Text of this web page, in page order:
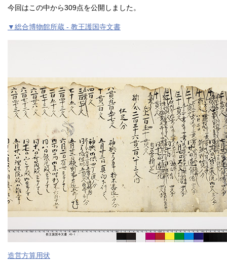
今回はこの中から309点を公開しました。
▼総合博物館所蔵 - 教王護国寺文書
造営方算用状